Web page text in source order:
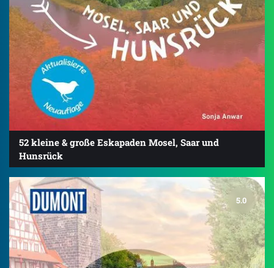
52 kleine & große Eskapaden Mosel, Saar und
Hunsrück
5.0